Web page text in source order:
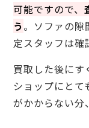
可能ですので、
う。ソファの隙
定スタッフは確
買取した後に
ショップにとて
がかからない分